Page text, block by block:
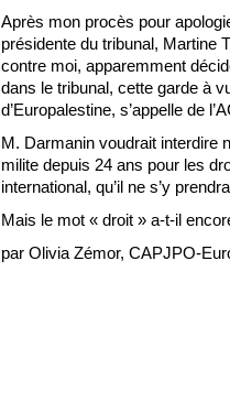
Après mon procès pour
présidente du tribunal, Martine
contre moi, apparemment
dans le tribunal, cette garde à
d’Europalestine, s’appelle de
M. Darmanin voudrait interdire
milite depuis 24 ans pour les
international, qu’il ne s’y
Mais le mot « droit » a-t-il
par Olivia Zémor, CAPJPO-